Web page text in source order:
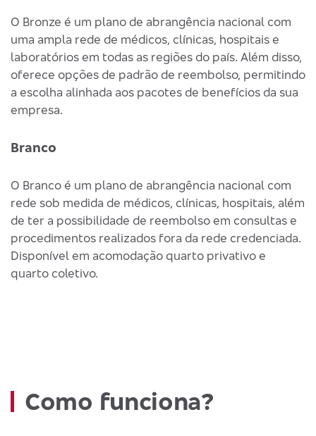
O Bronze é um plano de abrangência nacional com
uma ampla rede de médicos, clínicas, hospitais e
laboratórios em todas as regiões do país. Além disso,
oferece opções de padrão de reembolso, permitindo
a escolha alinhada aos pacotes de benefícios da sua
empresa.
Branco
O Branco é um plano de abrangência nacional com
rede sob medida de médicos, clínicas, hospitais, além
de ter a possibilidade de reembolso em consultas e
procedimentos realizados fora da rede credenciada.
Disponível em acomodação quarto privativo e
quarto coletivo.
Como funciona?